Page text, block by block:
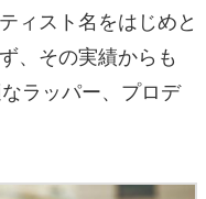
ィスト名をはじめと
、その実績からも
ラッパー、プロデ